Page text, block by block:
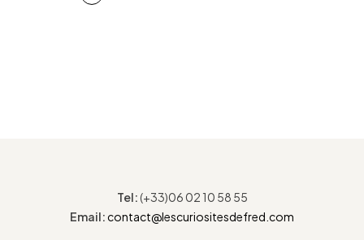
Tel:(+33)06 02 10 58 55
Email:contact@lescuriositesdefred.com